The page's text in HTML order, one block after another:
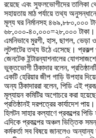
রয়েছে এবং সুফলভোগীদের তালিকা
সহায়তায় মাঠ পর্যায়ে তথ্য
মূল্য ঘর নির্মানসহ ৪৬৯,৮৮০,০০০
৬৮,০০০-৪০,০০০=২৮,০০০ টাকা।
এমনিভাবে মুরগী, হাস, ছাগল, ভেড়া
লুটপাটের তথ্য উঠে এসেছে। প্রকল্প
জেনটেক ইন্টারন্যাশনালের
ভুক্তভোগী ঠিকাদার বলেন,
একটি হেরিয়ার জীপ গাড়ি উপহার
অন্য ঠিকাদাররা বলেন, পিডি এই
মূল্যায়ন কমিটির অগোচরে করা
প্রতিষ্ঠানই দরপত্রের কার্যাদেশ
হিলটন সাহার কল্যাণে প্রকল্পের
এদিকে প্রকল্পের অঞ্চল ভিত্তিক
কর্মকর্তা সব বিষয়ে জানলেও